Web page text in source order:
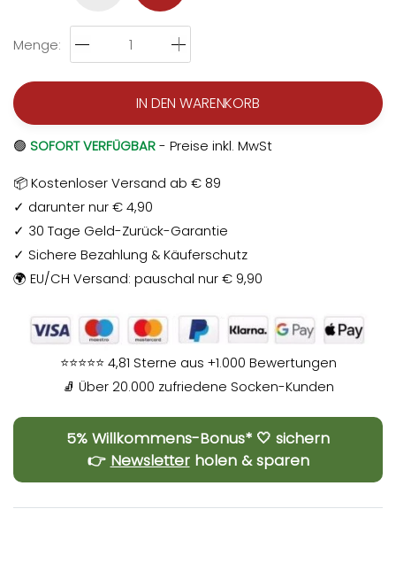
Menge:
IN DEN WARENKORB
🟢 SOFORT VERFÜGBAR- Preise inkl. MwSt
📦 Kostenloser Versand ab € 89
✓ darunter nur € 4,90
✓ 30 Tage Geld-Zurück-Garantie
✓ Sichere Bezahlung & Käuferschutz
🌍 EU/CH Versand: pauschal nur € 9,90
⭐⭐⭐⭐⭐ 4,81 Sterne aus +1.000 Bewertungen
🧦 Über 20.000 zufriedene Socken-Kunden
5% Willkommens-Bonus* 🤍 sichern
👉 Newsletterholen & sparen